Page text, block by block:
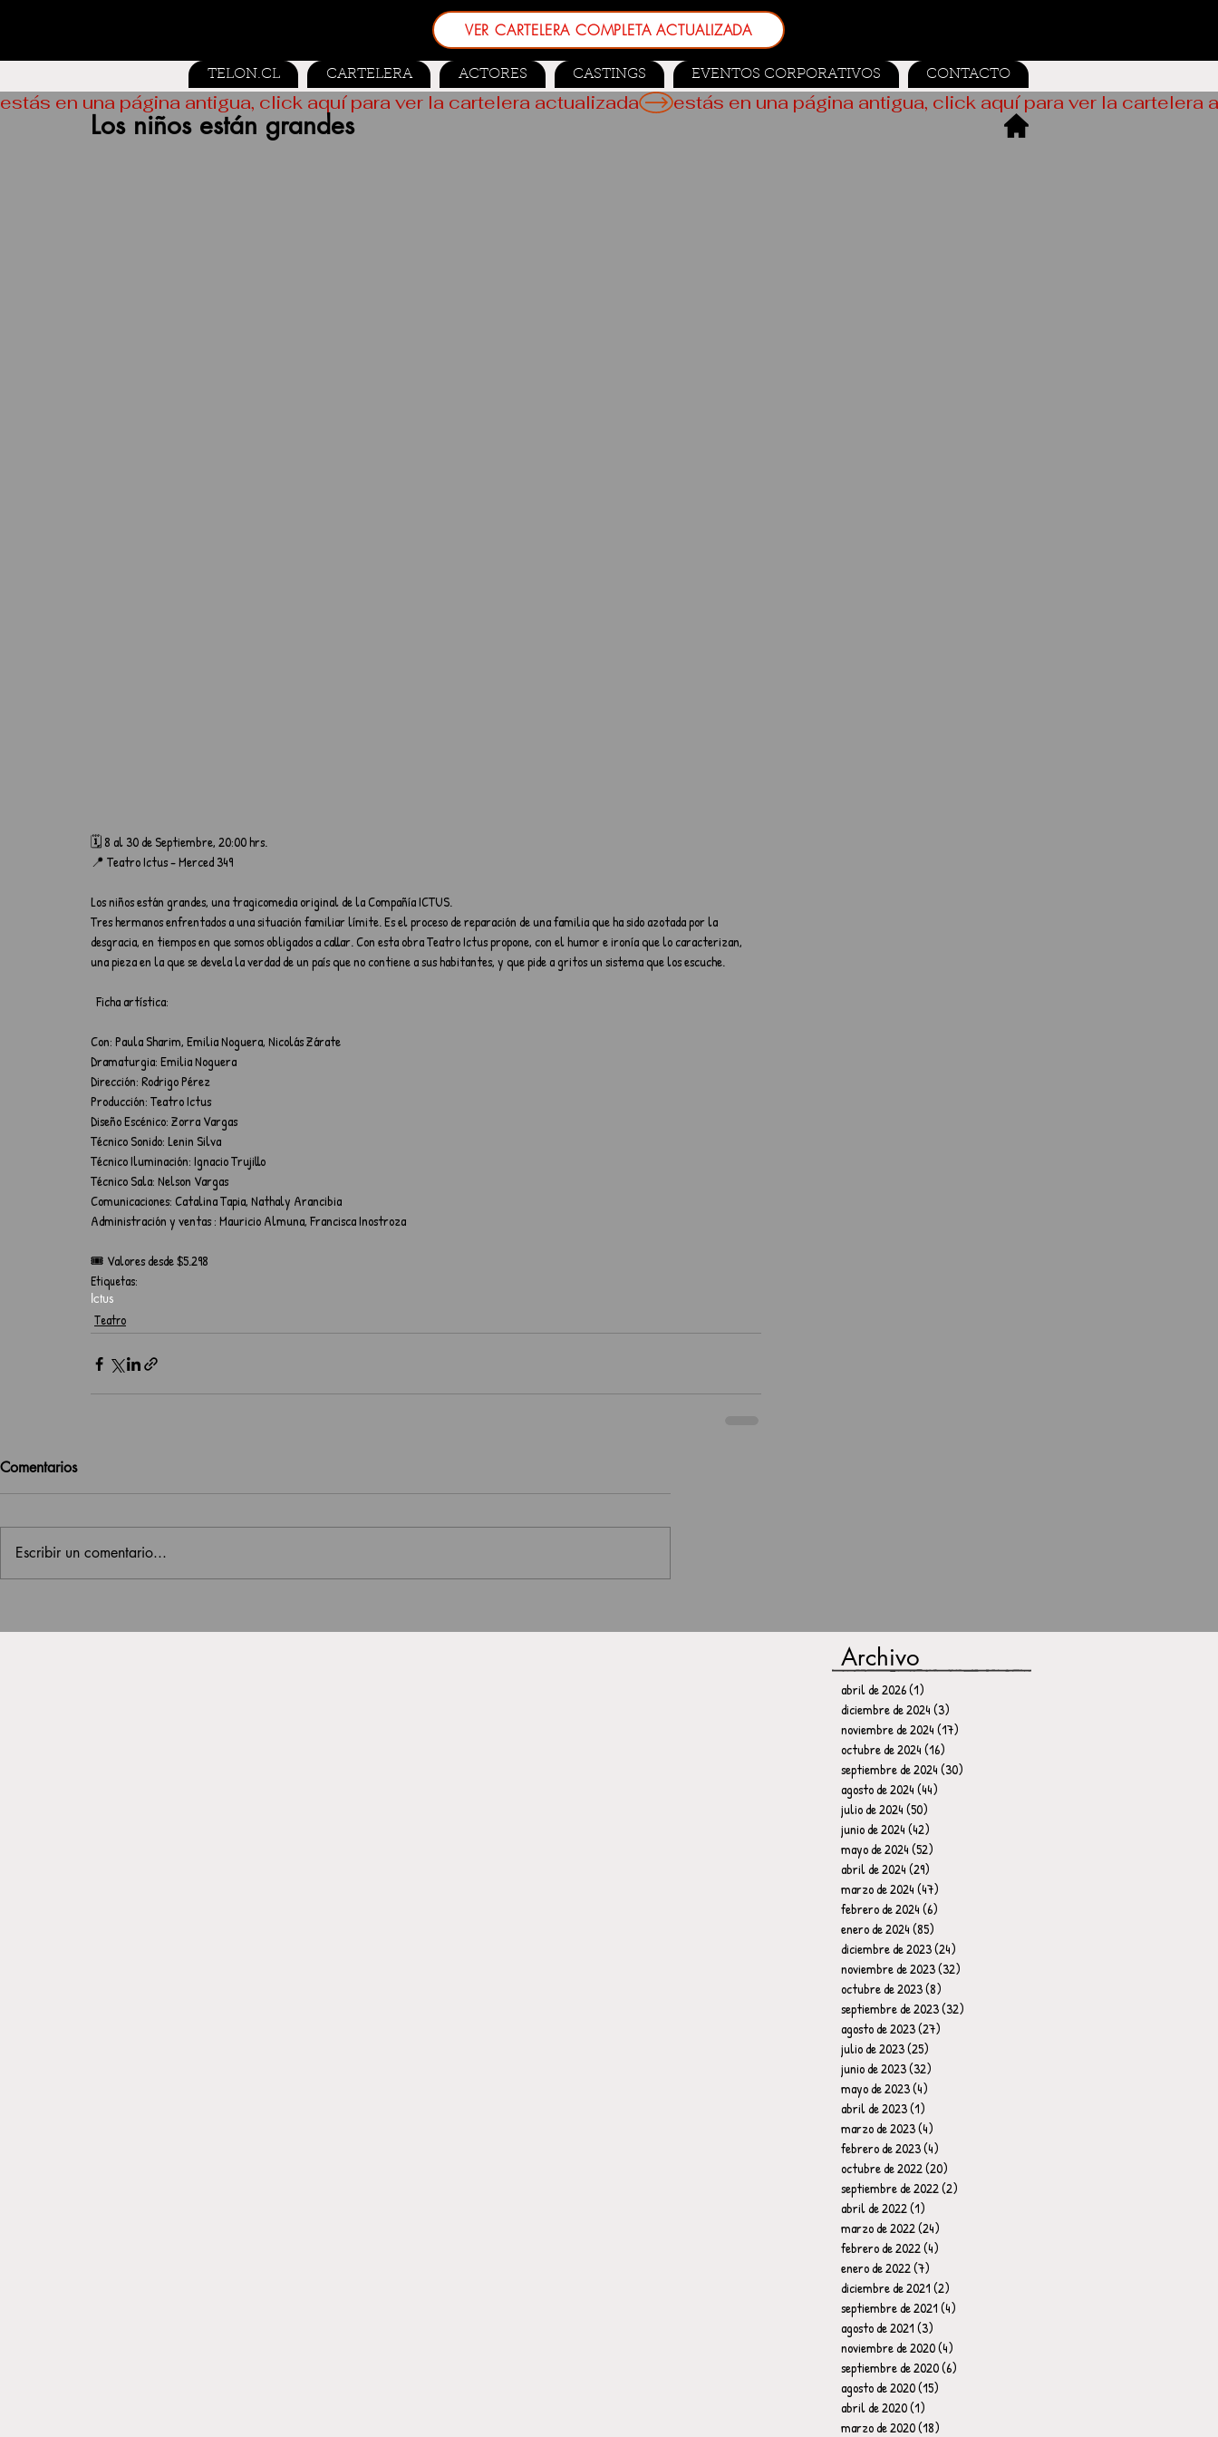
VER CARTELERA COMPLETA ACTUALIZADA
TELON.CL CARTELERA ACTORES CASTINGS EVENTOS CORPORATIVOS CONTACTO
Los niños están grandes
🗓️ 8 al 30 de Septiembre, 20:00 hrs.
📍 Teatro Ictus - Merced 349
Los niños están grandes, una tragicomedia original de la Compañía ICTUS.
Tres hermanos enfrentados a una situación familiar límite. Es el proceso de reparación de una familia que ha sido azotada por la
desgracia, en tiempos en que somos obligados a callar. Con esta obra Teatro Ictus propone, con el humor e ironía que lo caracterizan,
una pieza en la que se devela la verdad de un país que no contiene a sus habitantes, y que pide a gritos un sistema que los escuche.
  Ficha artística:
Con: Paula Sharim, Emilia Noguera, Nicolás Zárate
Dramaturgia: Emilia Noguera
Dirección: Rodrigo Pérez
Producción: Teatro Ictus
Diseño Escénico: Zorra Vargas
Técnico Sonido: Lenin Silva
Técnico Iluminación: Ignacio Trujillo
Técnico Sala: Nelson Vargas
Comunicaciones: Catalina Tapia, Nathaly Arancibia
Administración y ventas : Mauricio Almuna, Francisca Inostroza
🎟️ Valores desde $5.298
Etiquetas:
Ictus
Teatro
Comentarios
Escribir un comentario...
estás en una página antigua, click aquí para ver la cartelera actualizada
Archivo
abril de 2026(1)
diciembre de 2024(3)
noviembre de 2024(17)
octubre de 2024(16)
septiembre de 2024(30)
agosto de 2024(44)
julio de 2024(50)
junio de 2024(42)
mayo de 2024(52)
abril de 2024(29)
marzo de 2024(47)
febrero de 2024(6)
enero de 2024(85)
diciembre de 2023(24)
noviembre de 2023(32)
octubre de 2023(8)
septiembre de 2023(32)
agosto de 2023(27)
julio de 2023(25)
junio de 2023(32)
mayo de 2023(4)
abril de 2023(1)
marzo de 2023(4)
febrero de 2023(4)
octubre de 2022(20)
septiembre de 2022(2)
abril de 2022(1)
marzo de 2022(24)
febrero de 2022(4)
enero de 2022(7)
diciembre de 2021(2)
septiembre de 2021(4)
agosto de 2021(3)
noviembre de 2020(4)
septiembre de 2020(6)
agosto de 2020(15)
abril de 2020(1)
marzo de 2020(18)